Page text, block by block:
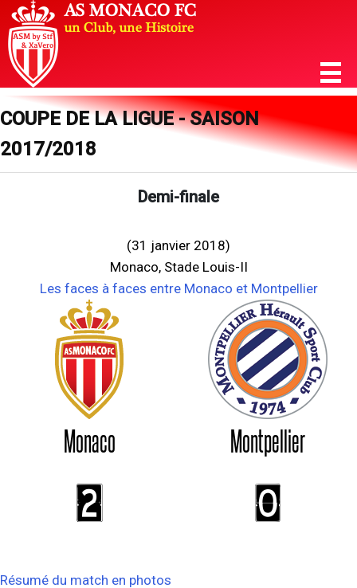
COUPE DE LA LIGUE - SAISON
2017/2018
Demi-finale
(31 janvier 2018)
Monaco, Stade Louis-II
Les faces à faces entre Monaco et Montpellier
Monaco Montpellier
2 0
Résumé du match en photos